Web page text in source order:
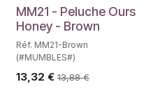
MM21 - Peluche Ours
Honey - Brown
Réf. MM21-Brown
(#MUMBLES#)
13,32 € 13,88€